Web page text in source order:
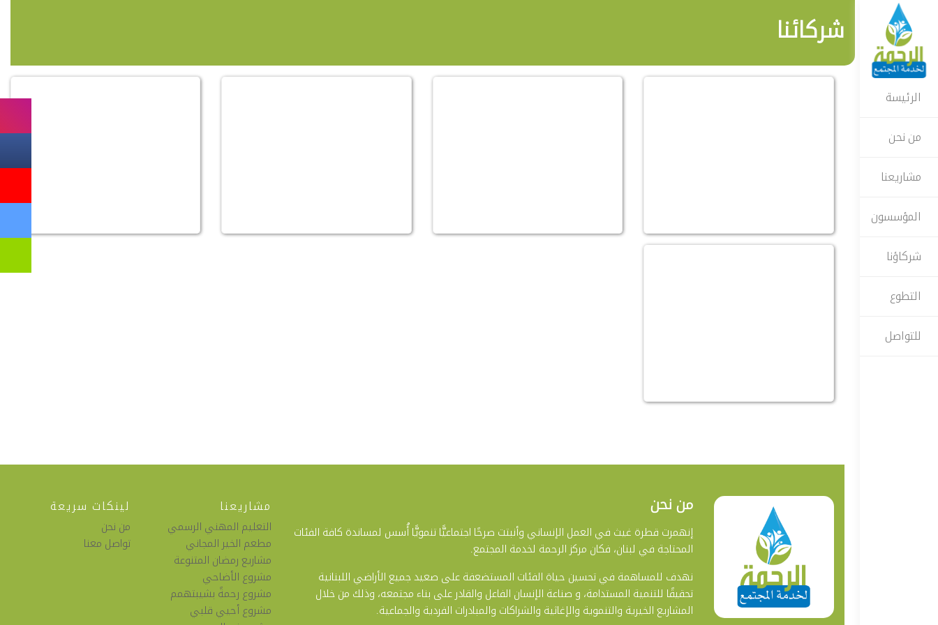
الرئيسة
من نحن
مشاريعنا
المؤسسون
شركاؤنا
التطوع
للتواصل
شركائنا
من نحن
إنهمرت قطرة غيث في العمل الإنساني وأنبتت صرحًا اجتماعيًّا تنمويًّا أُسس لمساندة كافة الفئات
المحتاجة في لبنان، فكان مركز الرحمة لخدمة المجتمع.
نهدف للمساهمة في تحسين حياة الفئات المستضعفة على صعيد جميع الأراضي اللبنانية
تحقيقًا للتنمية المستدامة، و صناعة الإنسان الفاعل والقادر على بناء مجتمعه، وذلك من خلال
المشاريع الخيرية والتنموية والإغاثية والشراكات والمبادرات الفردية والجماعية.
مشاريعنا
التعليم المهني الرسمي
مطعم الخير المجاني
مشاريع رمضان المتنوعة
مشروع الأضاحي
مشروع رحمةً بشيبتهمم
مشروع أحيي قلبي
لينكات سريعة
من نحن
تواصل معنا